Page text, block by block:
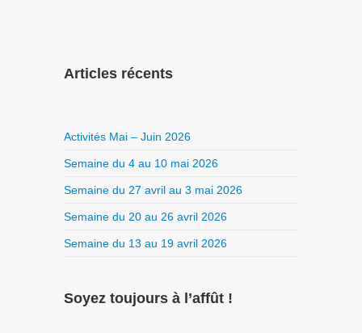
Articles récents
Activités Mai – Juin 2026
Semaine du 4 au 10 mai 2026
Semaine du 27 avril au 3 mai 2026
Semaine du 20 au 26 avril 2026
Semaine du 13 au 19 avril 2026
Soyez toujours à l’affût !